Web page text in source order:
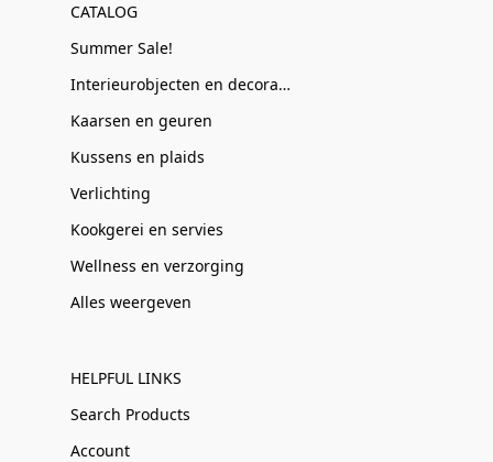
CATALOG
Summer Sale!
Interieurobjecten en decoratie
Kaarsen en geuren
Kussens en plaids
Verlichting
Kookgerei en servies
Wellness en verzorging
Alles weergeven
HELPFUL LINKS
Search Products
Account